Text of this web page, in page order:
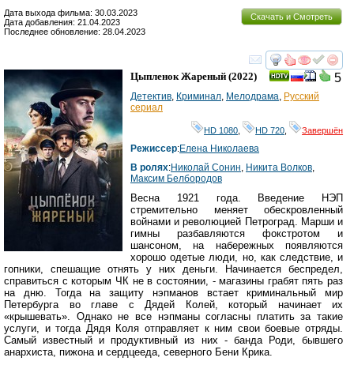
Скачать и Смотреть
Дата выхода фильма: 30.03.2023
Дата добавления: 21.04.2023
Последнее обновление: 28.04.2023
смотреть
5
Цыпленок Жареный (2022)
Детектив Криминал Мелодрама Русский
сериал
HD 1080 HD 720 Завершён
Режиссер:Елена Николаева
В ролях:Николай Сонин Никита Волков
Максим Белбородов
Весна 1921 года. Введение НЭП
стремительно меняет обескровленный
войнами и революцией Петроград. Марши и
гимны разбавляются фокстротом и
шансоном, на набережных появляются
хорошо одетые люди, но, как следствие, и
гопники, спешащие отнять у них деньги. Начинается беспредел,
справиться с которым ЧК не в состоянии, - магазины грабят пять раз
на дню. Тогда на защиту нэпманов встает криминальный мир
Петербурга во главе с Дядей Колей, который начинает их
«крышевать». Однако не все нэпманы согласны платить за такие
услуги, и тогда Дядя Коля отправляет к ним свои боевые отряды.
Самый известный и продуктивный из них - банда Роди, бывшего
анархиста, пижона и сердцееда, северного Бени Крика.